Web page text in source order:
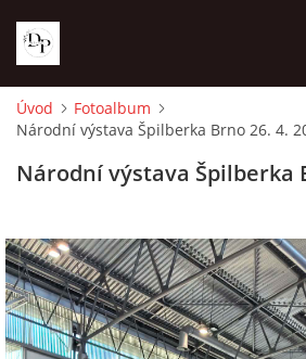
ÚVOD
NAŠE FENY
VRHY
Úvod
Fotoalbum
Národní výstava Špilberka Brno 26. 4.
Národní výstava Špilberka